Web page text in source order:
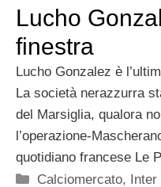
Lucho
finestra
Lucho Gonzalez è
La società nerazzurra
del Marsiglia, qualora
l’operazione-
quotidiano francese Le
Categorie
Calciomercato, Inter